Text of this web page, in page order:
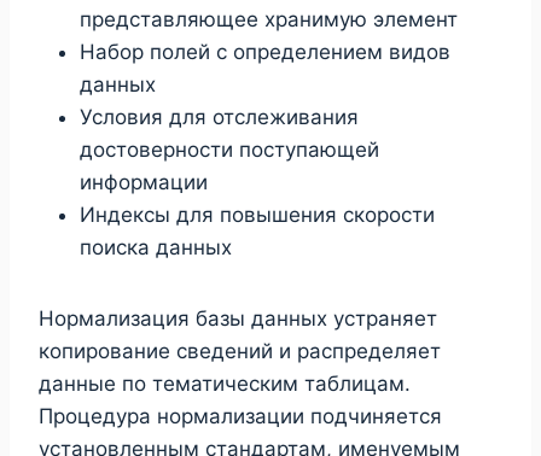
представляющее хранимую элемент
Набор полей с определением видов
данных
Условия для отслеживания
достоверности поступающей
информации
Индексы для повышения скорости
поиска данных
Нормализация базы данных устраняет
копирование сведений и распределяет
данные по тематическим таблицам.
Процедура нормализации подчиняется
установленным стандартам, именуемым